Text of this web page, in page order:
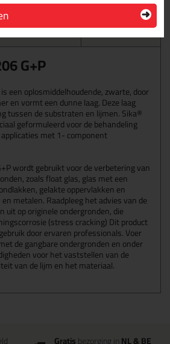
Specificaties Reviews (0)
G+P
een oplosmiddelhoudende, zwarte, door
en vormt een dunne laag. Deze laag
tussen de substraten en lijmen. Sika®
geformuleerd voor de behandeling
met 1- component
wordt gebruikt voor de verbetering van
zoals float glas, glas met een
gelakte oppervlakken en
metalen. Raadpleeg het advies van de
op originele ondergronden, die
(stress cracking) Dit product
door ervaren professionals. Voer
de gangbare ondergronden en onder
voor het vaststellen van de
van de lijm en het materiaal.